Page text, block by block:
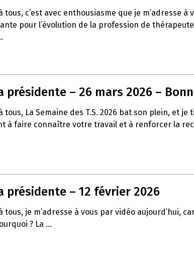
tous, c’est avec enthousiasme que je m’adresse
pour l’évolution de la profession de
présidente – 26 mars 2026 –
tous, La Semaine des T.S. 2026 bat son plein, et
à faire connaître votre travail et à renforcer la
présidente – 12 février 2026
tous, je m’adresse à vous par vidéo aujourd’hui,
? La ...